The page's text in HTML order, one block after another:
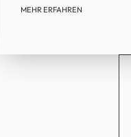
MEHR ERFAHREN